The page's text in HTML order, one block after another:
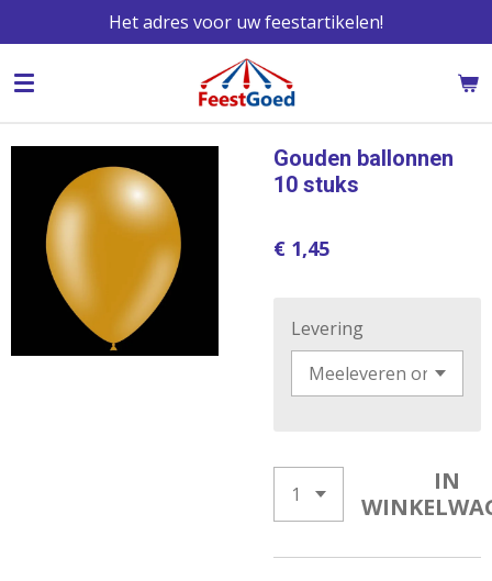
direct
naar
Het adres voor uw feestartikelen!
Gouden ballonnen
10 stuks
€ 1,45
Levering
IN